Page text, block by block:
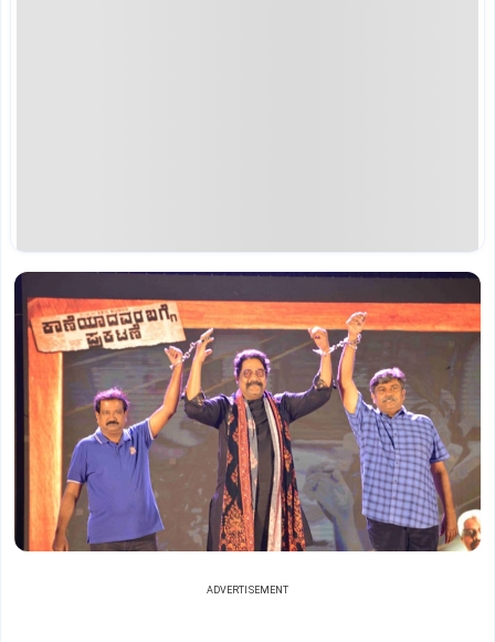
ADVERTISEMENT